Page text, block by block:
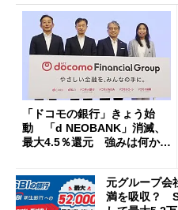
「ドコモの銀行」きょう始
動 「d NEOBANK」消滅、
最大4.5％還元 強みは何か解
元グループ会
満を吸収？